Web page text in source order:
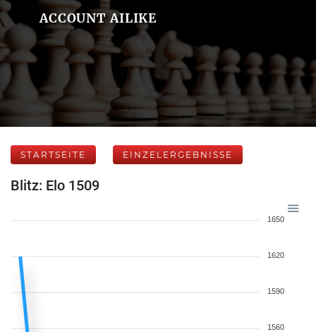
ACCOUNT AILIKE
STARTSEITE EINZELERGEBNISSE
Blitz: Elo 1509
1650
1620
1590
1560